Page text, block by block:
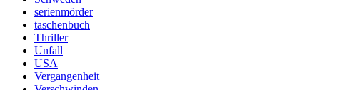
serienmörder
taschenbuch
Thriller
Unfall
USA
Vergangenheit